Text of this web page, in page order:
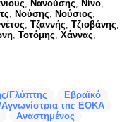
, Νανούσης, Νίνο,
, Νούσης, Νούσιος,
, Τζαννής, Τζιοβάνης,
, Τοτόμης, Χάννας,
Γλύπτης
Εβραϊκό
της ΕΟΚΑ
Αναστημένος